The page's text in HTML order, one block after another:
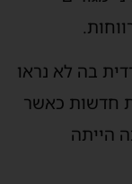
בה לא נראו
חדשות כאשר
הייתה